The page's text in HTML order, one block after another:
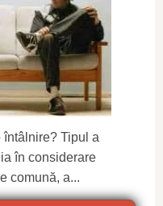
Tipul a
în considerare
comună, a...